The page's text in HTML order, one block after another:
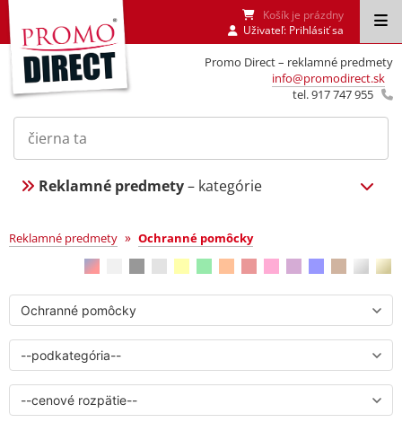
Promo Direct – reklamné predmety
info@promodirect.sk
tel. 917 747 955
Košík je prázdny
Uživateľ: Prihlásiť sa
Reklamné predmety– kategórie
Ochranné pomôcky
Reklamné predmety » Ochranné pomôcky